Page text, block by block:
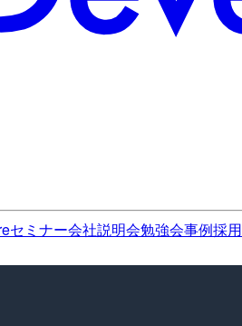
セミナー会社説明会勉強会事例採用